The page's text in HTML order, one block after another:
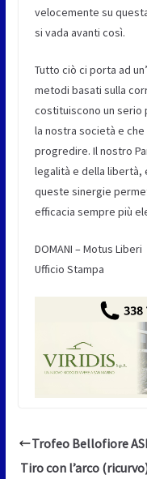
velocemente su
si vada avanti così.
Tutto ciò ci porta ad
metodi basati sulla
costituiscono un serio
la nostra società e
progredire. Il nostro
legalità e della libertà,
queste sinergie
efficacia sempre più
DOMANI – Motus Liberi
Ufficio Stampa
Trofeo Bellofiore
Tiro con l’arco